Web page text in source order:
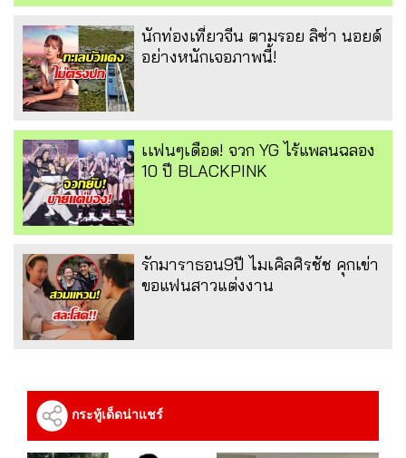
นักท่องเที่ยวจีน ตามรอย ลิซ่า นอยด์
อย่างหนักเจอภาพนี้!
เเฟนๆเดือด! จวก YG ไร้แพลนฉลอง
10 ปี BLACKPINK
รักมาราธอน9ปี ไมเคิลศิรชัช คุกเข่า
ขอแฟนสาวแต่งงาน
กระทู้เด็ดน่าแชร์